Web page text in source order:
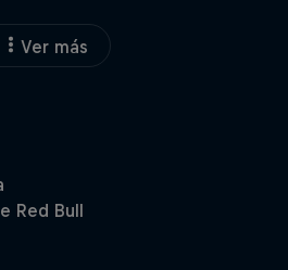
Ver más